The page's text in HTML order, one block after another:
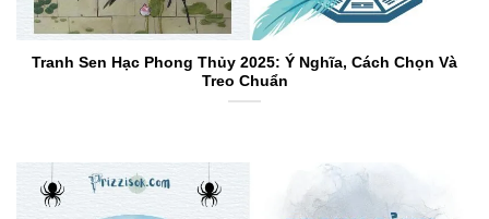
Tranh Sen Hạc Phong Thủy 2025: Ý Nghĩa, Cách Chọn Và
Treo Chuẩn